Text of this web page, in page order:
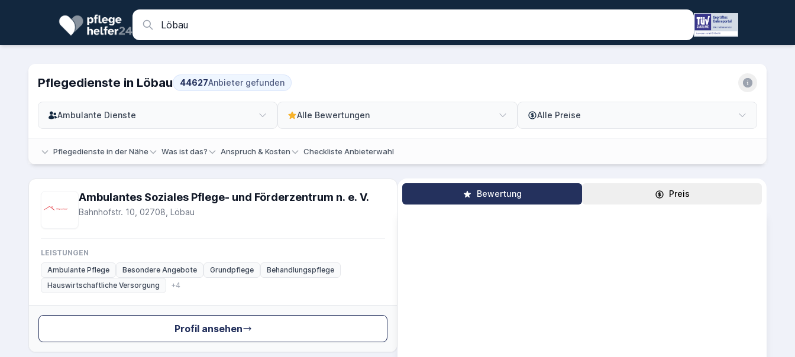
Pflegedienste in Löbau 44627Anbieter gefunden
Ambulante Dienste Alle Bewertungen Alle Preise
Pflegedienste in der Nähe Was ist das? Anspruch & Kosten Checkliste Anbieterwahl
Ambulantes Soziales Pflege- und Förderzentrum n. e. V.
Bahnhofstr. 10, 02708, Löbau
LEISTUNGEN
Ambulante Pflege
Besondere Angebote Grundpflege
Behandlungspflege
Hauswirtschaftliche Versorgung
+4
Profil ansehen
Bewertung Preis